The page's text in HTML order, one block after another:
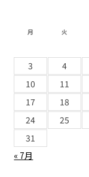
月 火
« 7月
3
4
10
11
17
18
24
25
31